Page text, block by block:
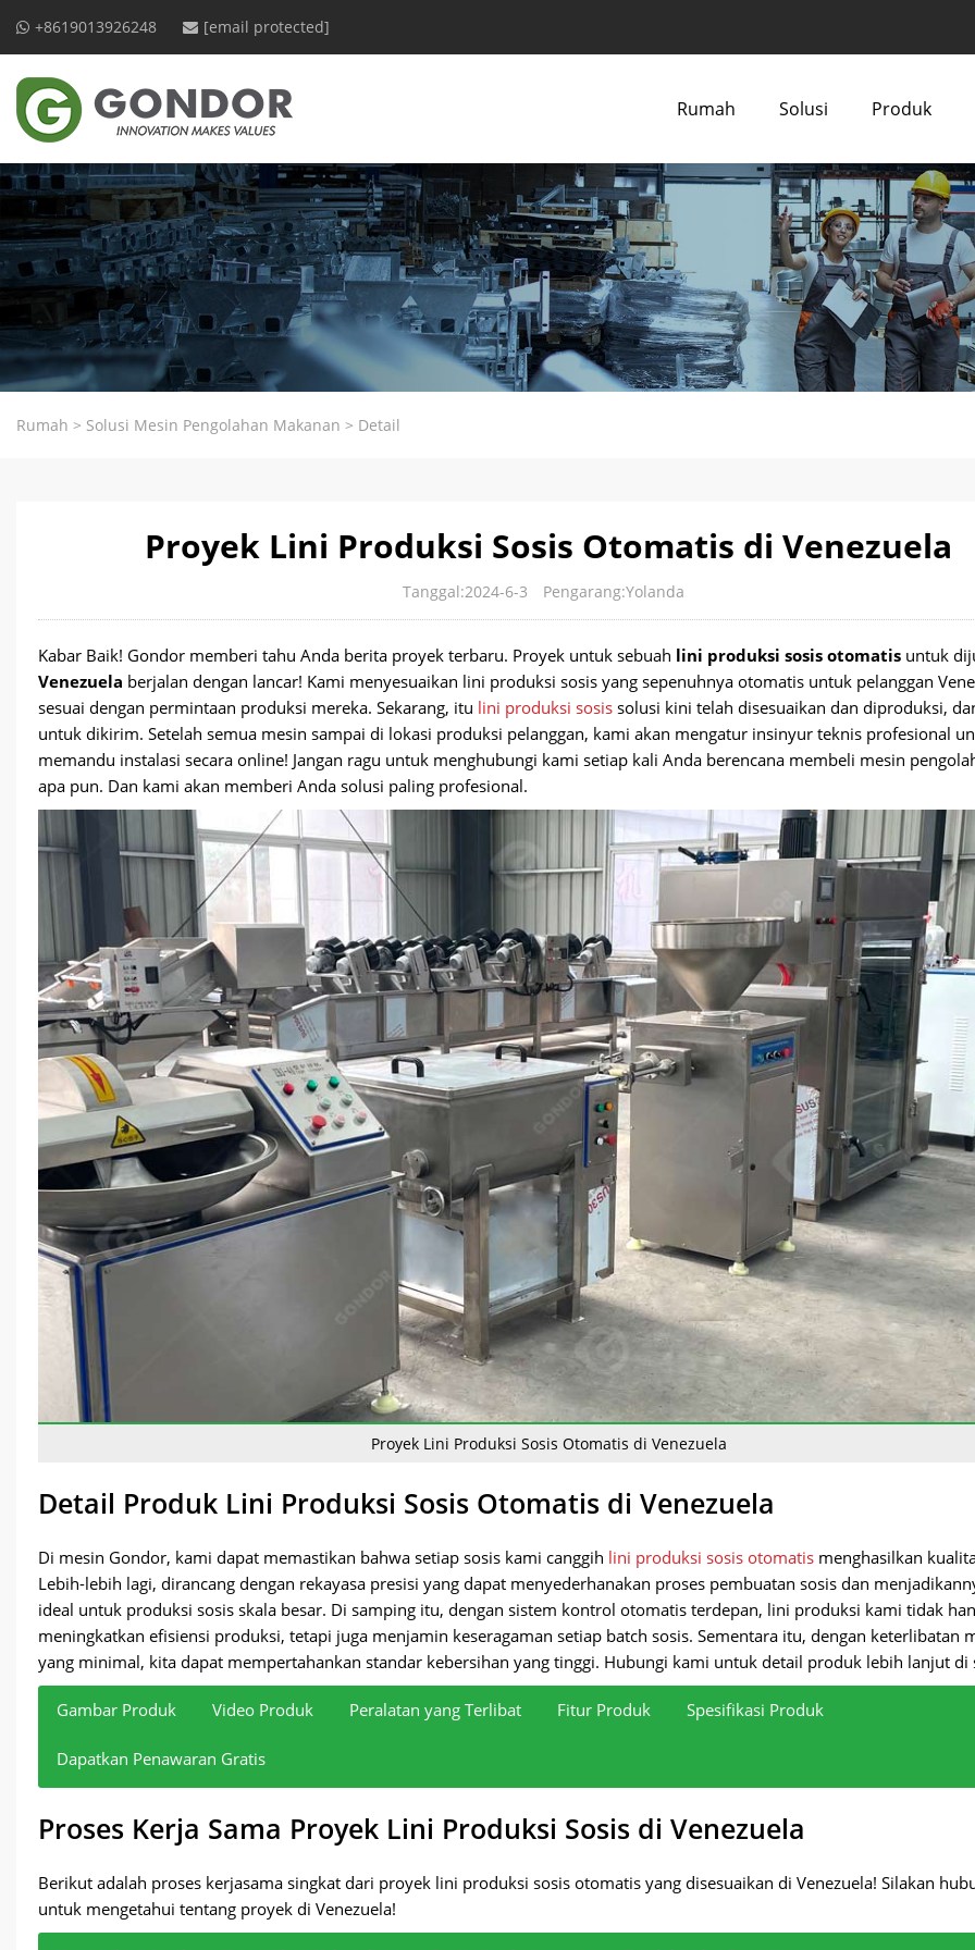
+8619013926248 [email protected]
Rumah Solusi Produk
Rumah > Solusi Mesin Pengolahan Makanan > Detail
Proyek Lini Produksi Sosis Otomatis di Venezuela
Tanggal:2024-6-3 Pengarang:Yolanda
Kabar Baik! Gondor memberi tahu Anda berita proyek terbaru. Proyek untuk sebuah lini produksi sosis otomatis untuk
Venezuela berjalan dengan lancar! Kami menyesuaikan lini produksi sosis yang sepenuhnya otomatis untuk pelanggan
sesuai dengan permintaan produksi mereka. Sekarang, itu lini produksi sosis solusi kini telah disesuaikan dan diproduksi,
untuk dikirim. Setelah semua mesin sampai di lokasi produksi pelanggan, kami akan mengatur insinyur teknis profesional
memandu instalasi secara online! Jangan ragu untuk menghubungi kami setiap kali Anda berencana membeli mesin
apa pun. Dan kami akan memberi Anda solusi paling profesional.
Proyek Lini Produksi Sosis Otomatis di Venezuela
Detail Produk Lini Produksi Sosis Otomatis di Venezuela
Di mesin Gondor, kami dapat memastikan bahwa setiap sosis kami canggih lini produksi sosis otomatis menghasilkan
Lebih-lebih lagi, dirancang dengan rekayasa presisi yang dapat menyederhanakan proses pembuatan sosis dan
ideal untuk produksi sosis skala besar. Di samping itu, dengan sistem kontrol otomatis terdepan, lini produksi kami tidak
meningkatkan efisiensi produksi, tetapi juga menjamin keseragaman setiap batch sosis. Sementara itu, dengan keterlibatan
yang minimal, kita dapat mempertahankan standar kebersihan yang tinggi. Hubungi kami untuk detail produk lebih lanjut di
Gambar Produk Video Produk Peralatan yang Terlibat Fitur Produk Spesifikasi Produk
Dapatkan Penawaran Gratis
Pemotong mangkuk daging
Mesin pengisi sosis
Mesin pengikat sosis
Pengisian dan Penautan Otomatis
Pencampuran dan Penggilingan Terintegrasi
Kontrol Porsi Yang Tepat
Bahan: Baja Tahan Karat SUS304
Tingkat Otomatisasi: Sepenuhnya Otomatis
Sumber Daya : Hidrolik/Listrik
Proses Kerja Sama Proyek Lini Produksi Sosis di Venezuela
Berikut adalah proses kerjasama singkat dari proyek lini produksi sosis otomatis yang disesuaikan di Venezuela! Silakan
untuk mengetahui tentang proyek di Venezuela!